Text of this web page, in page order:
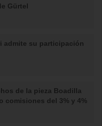
Gürtel
admite su participación
de la pieza Boadilla
comisiones del 3% y 4%